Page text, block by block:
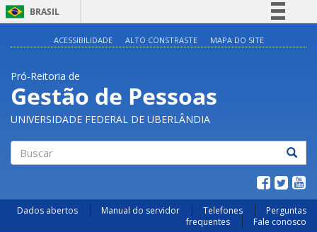
BRASIL
Acesso à informação
Legislação
Canais
ACESSIBILIDADE ALTO CONSTRASTE MAPA DO SITE
Pró-Reitoria de
Gestão de Pessoas
UNIVERSIDADE FEDERAL DE UBERLÂNDIA
Dados abertos Manual do servidor Telefones
Perguntas
frequentes
Fale conosco